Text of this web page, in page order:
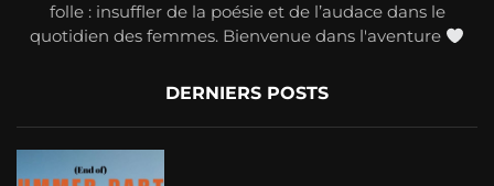
folle : insuffler de la poésie et de l’audace dans le
quotidien des femmes. Bienvenue dans l'aventure
DERNIERS POSTS